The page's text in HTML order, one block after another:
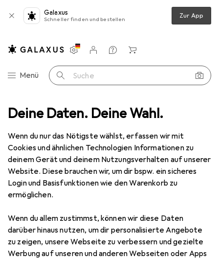
Deine Daten. Deine Wahl.
Wenn du nur das Nötigste wählst, erfassen wir mit
Cookies und ähnlichen Technologien Informationen zu
deinem Gerät und deinem Nutzungsverhalten auf unserer
Website. Diese brauchen wir, um dir bspw. ein sicheres
Login und Basisfunktionen wie den Warenkorb zu
ermöglichen.
Wenn du allem zustimmst, können wir diese Daten
darüber hinaus nutzen, um dir personalisierte Angebote
zu zeigen, unsere Webseite zu verbessern und gezielte
Werbung auf unseren und anderen Webseiten oder Apps
Galaxus
Schneller finden und bestellen Zur App
Navigation nach Kategorien
Menü Suche
Einstellungen
Kundenkonto
Vergleichslisten
Merklisten
Warenkorb
Zubehör Schulbedarf Buchfolie Herma Buchschutzfolie
16 Bilder
−7%
HermaBuchschutzfolie
2 m x 40 cm
Preis in EUR inkl. MwSt.
EUR
2,73